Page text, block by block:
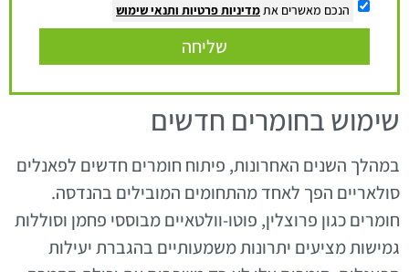
הנכם מאשרים את מדיניות פרטיות ותנאי שימוש
שליחה
שימוש בחומרים חדשים
במהלך השנים האחרונות, פיתוח חומרים חדשים לפאנלים
סולאריים הפך לאחד מהתחומים המובילים בהנדסה.
חומרים כגון פרוצלין, פוטו-וולטאיים מבוססי פחמן וסוללות
גמישות מציעים יתרונות משמעותיים בהגברת יעילות